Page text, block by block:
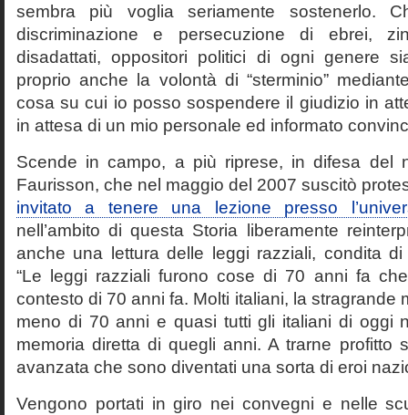
sembra più voglia seriamente sostenerlo.
discriminazione e persecuzione di ebrei,
disadattati, oppositori politici di ogni genere
proprio anche la volontà di “sterminio”
cosa su cui io posso sospendere il giudizio in
in attesa di un mio personale ed informato
Scende in campo, a più riprese, in difesa del
Faurisson, che nel maggio del 2007 suscitò
invitato a tenere una lezione presso
nell’ambito di questa Storia liberamente
anche una lettura delle leggi razziali, condita di
“Le leggi razziali furono cose di 70 anni fa
contesto di 70 anni fa. Molti italiani, la stragrande
meno di 70 anni e quasi tutti gli italiani di oggi
memoria diretta di quegli anni. A trarne profitto
avanzata che sono diventati una sorta di eroi
Vengono portati in giro nei convegni e nelle